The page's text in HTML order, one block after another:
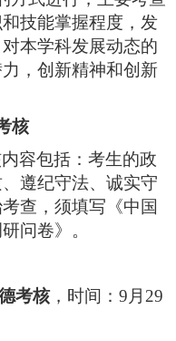
技能掌握程度，发
本学科发展动态的
，创新精神和创新
核
容包括：考生的政
遵纪守法、诚实守
查，须填写《中国
问卷》。
考核，时间： 9 月 29